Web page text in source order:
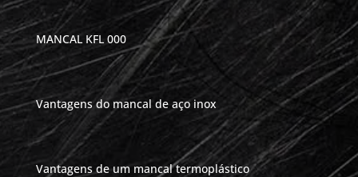
MANCAL KFL 000
Vantagens do mancal de aço inox
Vantagens de um mancal termoplástico